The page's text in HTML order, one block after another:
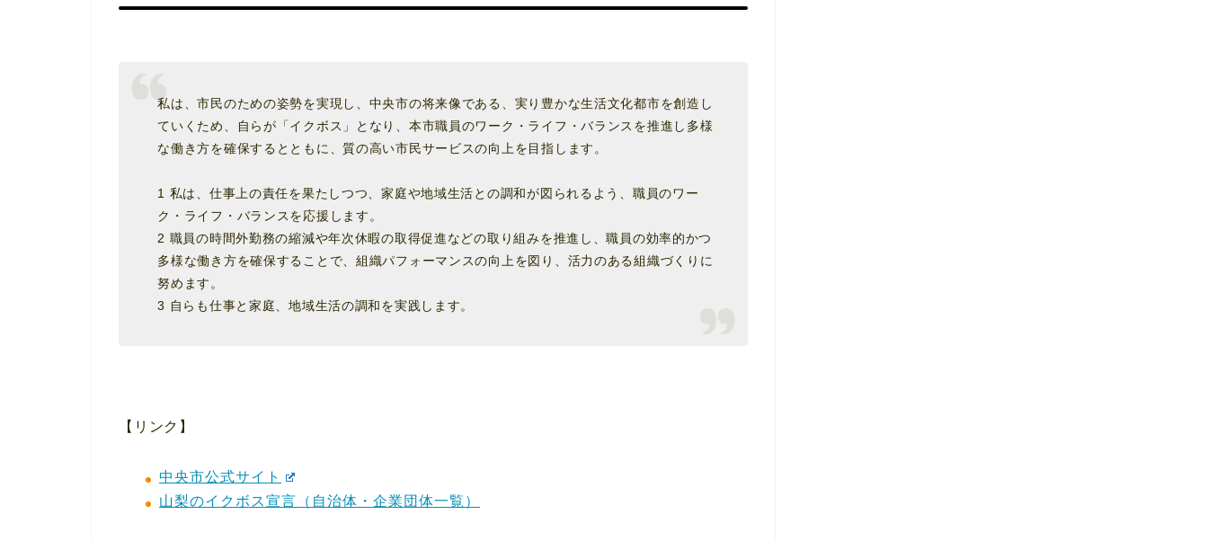
私は、市民のための姿勢を実現し、中央市の将来像である、実り豊かな生活文化都市を創造し
ていくため、自らが「イクボス」となり、本市職員のワーク・ライフ・バランスを推進し多様
な働き方を確保するとともに、質の高い市民サービスの向上を目指します。
1 私は、仕事上の責任を果たしつつ、家庭や地域生活との調和が図られるよう、職員のワー
ク・ライフ・バランスを応援します。
2 職員の時間外勤務の縮減や年次休暇の取得促進などの取り組みを推進し、職員の効率的かつ
多様な働き方を確保することで、組織パフォーマンスの向上を図り、活力のある組織づくりに
努めます。
3 自らも仕事と家庭、地域生活の調和を実践します。
【リンク】
中央市公式サイト
山梨のイクボス宣言（自治体・企業団体一覧）